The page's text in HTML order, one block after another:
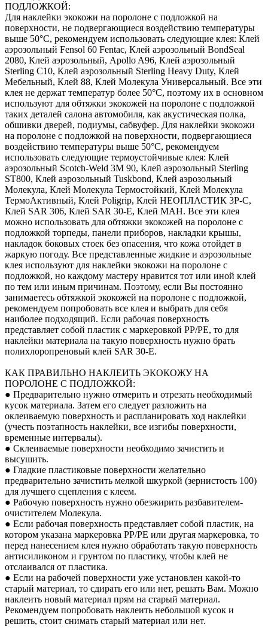
ПОДЛОЖКОЙ:
Для наклейки экокожи на поролоне с подложкой на
поверхности, не подвергающиеся воздействию температуры
выше 50°С, рекомендуем использовать следующие клея: Клей
аэрозольный Fensol 60 Fentac, Клей аэрозольный BondSeal
2080, Клей аэрозольный, Apollo A96, Клей аэрозольный
Sterling C10, Клей аэрозольный Sterling Heavy Duty, Клей
Мебельный, Клей 88, Клей Молекула Универсальный. Все эти
клея не держат температур более 50°С, поэтому их в основном
используют для обтяжки экокожей на поролоне с подложкой
таких деталей салона автомобиля, как акустическая полка,
обшивки дверей, подиумы, сабвуфер. Для наклейки экокожи
на поролоне с подложкой на поверхности, подвергающиеся
воздействию температуры выше 50°С, рекомендуем
использовать следующие термоустойчивые клея: Клей
аэрозольный Scotch-Weld 3M 90, Клей аэрозольный Sterling
ST800, Клей аэрозольный Tuskbond, Клей аэрозольный
Молекула, Клей Молекула Термостойкий, Клей Молекула
ТермоАктивный, Клей Poligrip, Клей НЕОПЛАСТИК 3P-C,
Клей SAR 306, Клей SAR 30-E, Клей MAH. Все эти клея
можно использовать для обтяжки экокожей на поролоне с
подложкой торпеды, панели приборов, накладки крышы,
накладок боковых стоек без опасения, что кожа отойдет в
жаркую погоду. Все представленные жидкие и аэрозольные
клея используют для наклейки экокожи на поролоне с
подложкой, но каждому мастеру нравится тот или иной клей
по тем или иным причинам. Поэтому, если Вы постоянно
занимаетесь обтяжкой экокожей на поролоне с подложкой,
рекомендуем попробовать все клея и выбрать для себя
наиболее подходящий. Если рабочая поверхность
представляет собой пластик с маркеровкой PP/PE, то для
наклейки материала на такую поверхность нужно брать
полихлоропреновый клей SAR 30-E.
КАК ПРАВИЛЬНО НАКЛЕИТЬ ЭКОКОЖУ НА
ПОРОЛОНЕ С ПОДЛОЖКОЙ:
● Предварительно нужно отмерить и отрезать необходимый
кусок материала. Затем его следует разложить на
оклеиваемую поверхность и распланировать ход наклейки
(учесть поэтапность наклейки, все изгибы поверхности,
временные интервалы).
● Склеиваемые поверхности необходимо зачистить и
высушить.
● Гладкие пластиковые поверхности желательно
предварительно зачистить мелкой шкуркой (зернистость 100)
для лучшего сцепления с клеем.
● Рабочую поверхность нужно обезжирить разбавителем-
очистителем Молекула.
● Если рабочая поверхность представляет собой пластик, на
котором указана маркеровка PP/PE или другая маркеровка, то
перед нанесением клея нужно обработать такую поверхность
антисиликоном и грунтом по пластику, чтобы клей не
отслаивался от пластика.
● Если на рабочей поверхности уже установлен какой-то
старый материал, то сдирать его или нет, решать Вам. Можно
наклеить новый материал прям на старый материал.
Рекомендуем попробовать наклеить небольшой кусок и
решить, стоит снимать старый материал или нет.